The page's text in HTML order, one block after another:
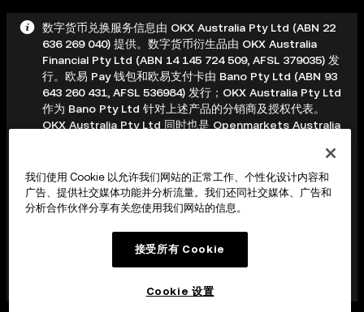
数字货币兑换服务信息由 OKX Australia Pty Ltd (ABN 22
636 269 040) 提供。数字货币衍生品由 OKX Australia
Financial Pty Ltd (ABN 14 145 724 509, AFSL 379035) 发
行。欧易 Pay 钱包和欧易支付卡由 Bano Pty Ltd (ABN 93
643 260 431, AFSL 536984) 发行；OKX Australia Pty Ltd
作为 Bano Pty Ltd 针对上述产品的分销商及授权代表。
OKX Australia Pty Ltd 同时也是 Openmarkets Australia
提供一般性金融产品建议。其他产品和服务可能由其他欧易
实体提供，具体内容详见《服务条款》。 本信息为一般性信
息，未考虑您的投资目标、财务状况或需求。在做出任何决
定前，您应考虑您的具体情况，并寻求专业建议。数字资产
能会损失交易账户中的所有质押资产。 在做出任何决定前，
您应阅读适用的《服务条款》，酌情查阅我们网站上的
PDS、FSG 和 TMD。
我们使用 Cookie 以允许我们网站的正常工作、个性化设计内容和
广告、提供社交媒体功能并分析流量。我们还同社交媒体、广告和
分析合作伙伴分享有关您使用我们网站的信息。
接受所有 Cookie
Cookie 设置